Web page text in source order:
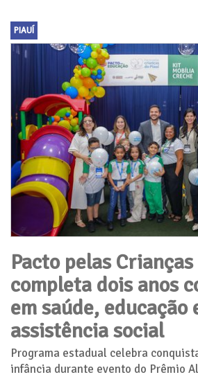
PIAUÍ
Pacto pelas
completa dois anos
em saúde, educação
assistência social
Programa estadual celebra
infância durante evento do Prêmio